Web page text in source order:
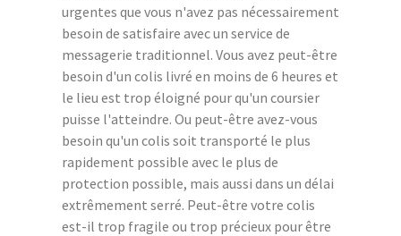
urgentes que vous n'avez pas nécessairement
besoin de satisfaire avec un service de
messagerie traditionnel. Vous avez peut-être
besoin d'un colis livré en moins de 6 heures et
le lieu est trop éloigné pour qu'un coursier
puisse l'atteindre. Ou peut-être avez-vous
besoin qu'un colis soit transporté le plus
rapidement possible avec le plus de
protection possible, mais aussi dans un délai
extrêmement serré. Peut-être votre colis
est-il trop fragile ou trop précieux pour être